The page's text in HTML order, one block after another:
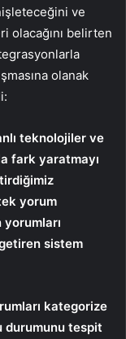
ve
olacağını belirten
olanak
teknolojiler ve
fark yaratmayı
yorum
yorumları
sistem
kategorize
durumunu tespit